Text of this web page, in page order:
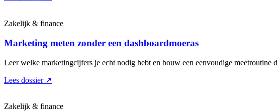
Zakelijk & finance
Marketing meten zonder een dashboardmoeras
Leer welke marketingcijfers je echt nodig hebt en bouw een eenvoudige meetroutine
Lees dossier ↗
Zakelijk & finance